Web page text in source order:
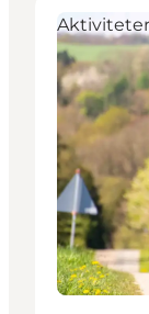
Aktiviteter